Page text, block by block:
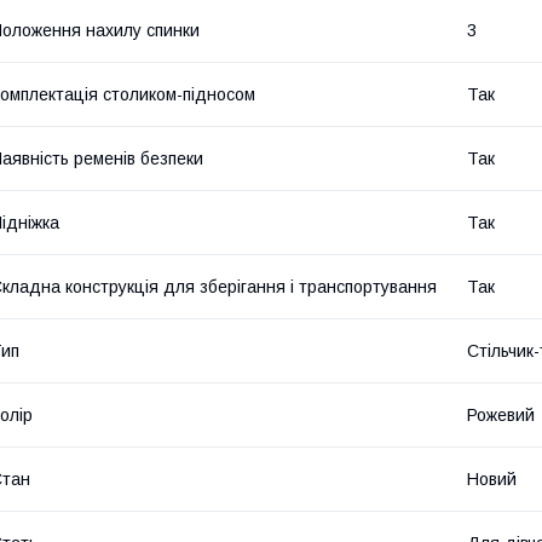
нахилу спинки 3
столиком-підносом Так
ременів безпеки Так
Так
конструкція для зберігання і транспортування Так
Рожевий
Новий